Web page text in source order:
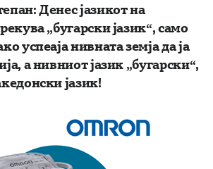
Денес јазикот на
„бугарски јазик“, само
успеаја нивната земја да ја
а нивниот јазик „бугарски“,
јазик!